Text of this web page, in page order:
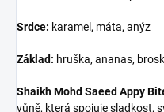
Srdce: karamel, máta, anýz
Základ: hruška, ananas,
Shaikh Mohd Saeed Appy
vůně, která spojuje sladkost,